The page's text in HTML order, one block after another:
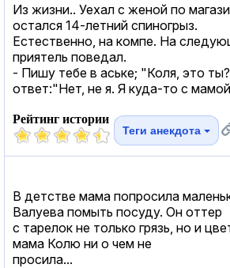
Из жизни.. Уехал с женой по
остался 14-летний спиногрыз.
Естественно, на компе. На
приятель поведал.
- Пишу тебе в аське; "Коля, это
ответ:"Нет, не я. Я куда-то с
Рейтинг истории
Теги анекдота
В детстве мама попросила
Валуева помыть посуду. Он оттер
с тарелок не только грязь, но и
мама Колю ни о чем не
просила...